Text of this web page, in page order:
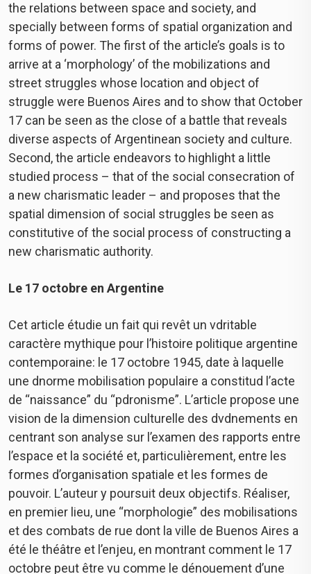
the relations between space and society, and
specially between forms of spatial organization and
forms of power. The first of the article’s goals is to
arrive at a ‘morphology’ of the mobilizations and
street struggles whose location and object of
struggle were Buenos Aires and to show that October
17 can be seen as the close of a battle that reveals
diverse aspects of Argentinean society and culture.
Second, the article endeavors to highlight a little
studied process – that of the social consecration of
a new charismatic leader – and proposes that the
spatial dimension of social struggles be seen as
constitutive of the social process of constructing a
new charismatic authority.
Le 17 octobre en Argentine
Cet article étudie un fait qui revêt un vdritable
caractère mythique pour l’histoire politique argentine
contemporaine: le 17 octobre 1945, date à laquelle
une dnorme mobilisation populaire a constitud l’acte
de “naissance” du “pdronisme”. L’article propose une
vision de la dimension culturelle des dvdnements en
centrant son analyse sur l’examen des rapports entre
l’espace et la société et, particulièrement, entre les
formes d’organisation spatiale et les formes de
pouvoir. L’auteur y poursuit deux objectifs. Réaliser,
en premier lieu, une “morphologie” des mobilisations
et des combats de rue dont la ville de Buenos Aires a
été le théâtre et l’enjeu, en montrant comment le 17
octobre peut être vu comme le dénouement d’une